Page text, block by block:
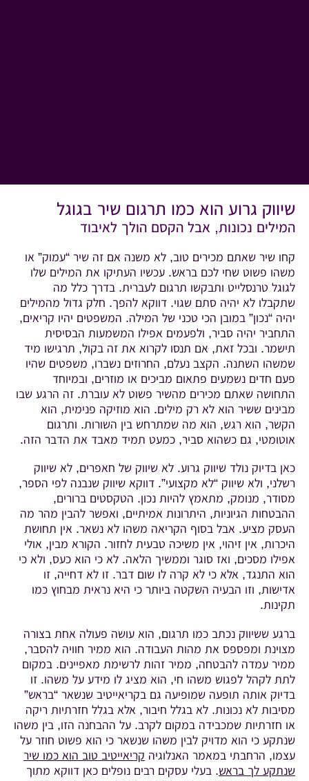
שיווק גרוע הוא כמו תרגום שיר בגוגל
המילים נכונות, אבל הקסם הולך לאיבוד
קחו שיר שאתם מכירים טוב, לא משנה אם זה שיר “עמוק” או
משהו פשוט שחי לכם בראש. עכשיו העתיקו את המילים שלו
לגוגל טרנסלייט ותבקשו תרגום לעברית. בדרך כלל מה
שתקבלו לא יהיה סתם שגוי. דווקא להפך. חלק גדול מהמילים
יהיה “נכון” במובן הכי טכני של המילה. המשפטים יהיו קריאים,
התחביר יהיה סביר, ולפעמים אפילו המשמעות הבסיסית
תישמר. ובכל זאת, אם תנסו לקרוא את זה בקול, תרגישו מיד
שמשהו השתנה. הקצב נעלם, החרוזים נשברו, משפטים שהיו
פעם חדים נשמעים פתאום מביכים או מוזרים, ובמיוחד
התחושה שאתם מכירים מהשיר פשוט לא עוברת. זה הרגע שבו
מבינים ששיר הוא לא רק מילים. הוא מוזיקה פנימית, הוא
הקשר, הוא רגש, הוא מה שמתרחש בין השורות. ותרגום
אוטומטי, גם כשהוא סביר, כמעט תמיד מאבד את הדבר הזה.
כאן בדיוק נולד שיווק גרוע. לא שיווק של חאפרים, לא שיווק
רשלני, ולא שיווק “לא מקצועי”. דווקא שיווק שנבנה לפי הספר,
מסודר, מנומק, מתאמץ להיות נכון. הטקסטים ברורים,
ההבטחות הגיוניות, היתרונות אמיתיים, ואפשר להבין מהר מה
העסק מציע. אבל בסוף הקריאה משהו לא נשאר. אין תחושת
היכרות, אין זיהוי, אין משיכה טבעית לחזור. הקורא מבין, אולי
אפילו מסכים, ואז סוגר וממשיך הלאה. לא כי הוא כעס, ולא כי
הוא התנגד, אלא כי לא קרה לו שום דבר. זו לא דחייה, זו
אדישות, וזו הבעיה השקטה ביותר כי היא נראית מבחוץ כמו
תקינות.
ברגע ששיווק נכתב כמו תרגום, הוא עושה פעולה אחת בצורה
מצוינת ומפספס את מהות העבודה. הוא ממיר חוויה להסבר,
ממיר עמדה להבטחה, ממיר זהות לרשימת מאפיינים. במקום
לתת לקהל לפגוש משהו חי, הוא מציג לו מידע על משהו. זו
בדיוק אותה תופעה שמופיעה גם בקריאייטיב שנשאר “בראש”
מסיבות לא נכונות. לא בגלל חיבור, אלא בגלל חזרתיות ריקה
או חזרתיות שמכבידה במקום לקרב. על ההבחנה הזו, בין משהו
שנתקע כי הוא מדויק לבין משהו שנשאר כי הוא פשוט חוזר על
עצמו, הרחבתי במאמר האנלוגיה קריאייטיב טוב הוא כמו שיר
שנתקע לך בראש. בעלי עסקים רבים נופלים כאן דווקא מתוך